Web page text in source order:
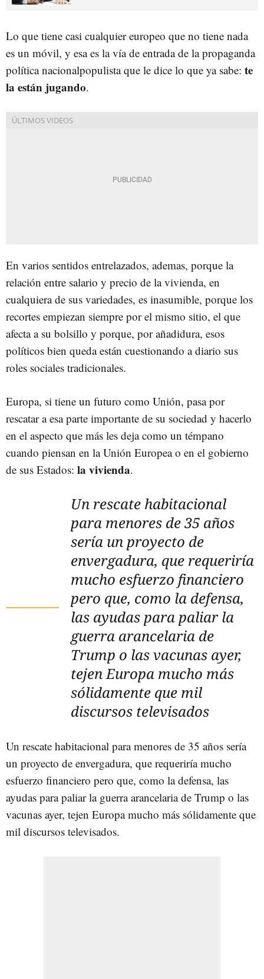
Lo que tiene casi cualquier europeo que no tiene nada
es un móvil, y esa es la vía de entrada de la propaganda
política nacionalpopulista que le dice lo que ya sabe: te
la están jugando.
En varios sentidos entrelazados, ademas, porque la
relación entre salario y precio de la vivienda, en
cualquiera de sus variedades, es inasumible, porque los
recortes empiezan siempre por el mismo sitio, el que
afecta a su bolsillo y porque, por añadidura, esos
políticos bien queda están cuestionando a diario sus
roles sociales tradicionales.
Europa, si tiene un futuro como Unión, pasa por
rescatar a esa parte importante de su sociedad y hacerlo
en el aspecto que más les deja como un témpano
cuando piensan en la Unión Europea o en el gobierno
de sus Estados: la vivienda.
Un rescate habitacional
para menores de 35 años
sería un proyecto de
envergadura, que requeriría
mucho esfuerzo financiero
pero que, como la defensa,
las ayudas para paliar la
guerra arancelaria de
Trump o las vacunas ayer,
tejen Europa mucho más
sólidamente que mil
discursos televisados
Un rescate habitacional para menores de 35 años sería
un proyecto de envergadura, que requeriría mucho
esfuerzo financiero pero que, como la defensa, las
ayudas para paliar la guerra arancelaria de Trump o las
vacunas ayer, tejen Europa mucho más sólidamente que
mil discursos televisados.